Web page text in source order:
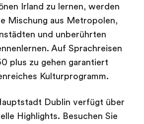
Irland zu lernen, werden
Mischung aus Metropolen,
und unberührten
Auf Sprachreisen
plus zu gehen garantiert
Kulturprogramm.
Dublin verfügt über
Highlights. Besuchen Sie